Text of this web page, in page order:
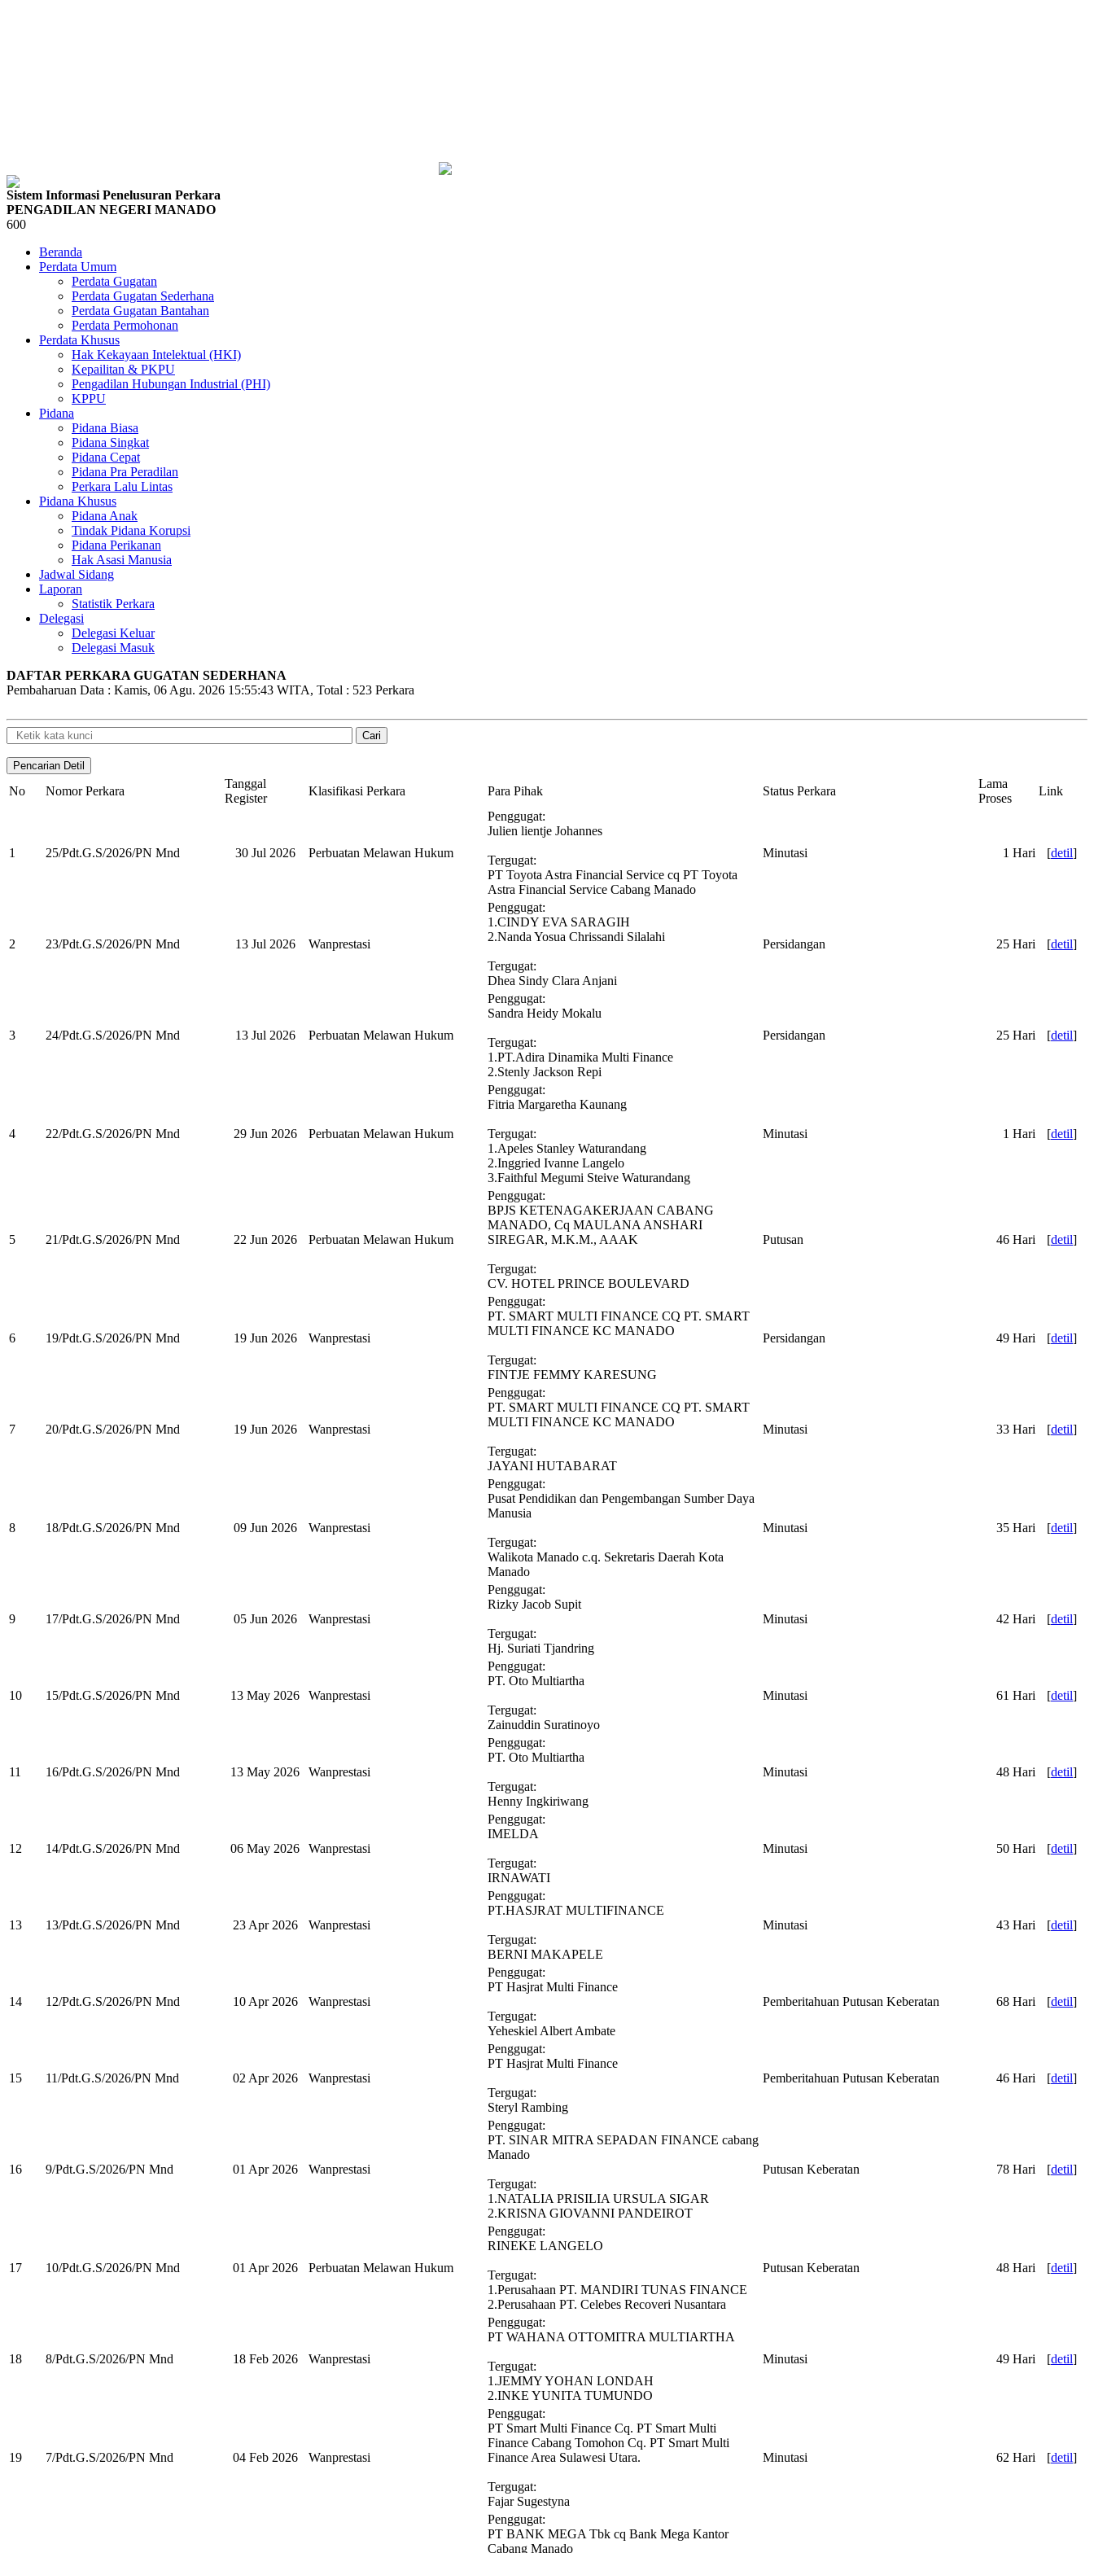
Sistem Informasi Penelusuran Perkara
PENGADILAN NEGERI MANADO
600
Beranda
Perdata Umum
Perdata Gugatan
Perdata Gugatan Sederhana
Perdata Gugatan Bantahan
Perdata Permohonan
Perdata Khusus
Hak Kekayaan Intelektual (HKI)
Kepailitan & PKPU
Pengadilan Hubungan Industrial (PHI)
KPPU
Pidana
Pidana Biasa
Pidana Singkat
Pidana Cepat
Pidana Pra Peradilan
Perkara Lalu Lintas
Pidana Khusus
Pidana Anak
Tindak Pidana Korupsi
Pidana Perikanan
Hak Asasi Manusia
Jadwal Sidang
Laporan
Statistik Perkara
Delegasi
Delegasi Keluar
Delegasi Masuk
DAFTAR PERKARA GUGATAN SEDERHANA
Pembaharuan Data : Kamis, 06 Agu. 2026 15:55:43 WITA, Total : 523 Perkara
No Nomor Perkara
Tanggal
Register
Klasifikasi Perkara Para Pihak Status Perkara
Lama
Proses
Link
1 25/Pdt.G.S/2026/PN Mnd 30 Jul 2026 Perbuatan Melawan Hukum
Penggugat:
Julien lientje Johannes
Tergugat:
PT Toyota Astra Financial Service cq PT Toyota
Astra Financial Service Cabang Manado
Minutasi 1 Hari [detil]
2 23/Pdt.G.S/2026/PN Mnd 13 Jul 2026 Wanprestasi
Penggugat:
1.CINDY EVA SARAGIH
2.Nanda Yosua Chrissandi Silalahi
Tergugat:
Dhea Sindy Clara Anjani
Persidangan 25 Hari [detil]
3 24/Pdt.G.S/2026/PN Mnd 13 Jul 2026 Perbuatan Melawan Hukum
Penggugat:
Sandra Heidy Mokalu
Tergugat:
1.PT.Adira Dinamika Multi Finance
2.Stenly Jackson Repi
Persidangan 25 Hari [detil]
4 22/Pdt.G.S/2026/PN Mnd 29 Jun 2026 Perbuatan Melawan Hukum
Penggugat:
Fitria Margaretha Kaunang
Tergugat:
1.Apeles Stanley Waturandang
2.Inggried Ivanne Langelo
3.Faithful Megumi Steive Waturandang
Minutasi 1 Hari [detil]
5 21/Pdt.G.S/2026/PN Mnd 22 Jun 2026 Perbuatan Melawan Hukum
Penggugat:
BPJS KETENAGAKERJAAN CABANG
MANADO, Cq MAULANA ANSHARI
SIREGAR, M.K.M., AAAK
Tergugat:
CV. HOTEL PRINCE BOULEVARD
Putusan 46 Hari [detil]
6 19/Pdt.G.S/2026/PN Mnd 19 Jun 2026 Wanprestasi
Penggugat:
PT. SMART MULTI FINANCE CQ PT. SMART
MULTI FINANCE KC MANADO
Tergugat:
FINTJE FEMMY KARESUNG
Persidangan 49 Hari [detil]
7 20/Pdt.G.S/2026/PN Mnd 19 Jun 2026 Wanprestasi
Penggugat:
PT. SMART MULTI FINANCE CQ PT. SMART
MULTI FINANCE KC MANADO
Tergugat:
JAYANI HUTABARAT
Minutasi 33 Hari [detil]
8 18/Pdt.G.S/2026/PN Mnd 09 Jun 2026 Wanprestasi
Penggugat:
Pusat Pendidikan dan Pengembangan Sumber Daya
Manusia
Tergugat:
Walikota Manado c.q. Sekretaris Daerah Kota
Manado
Minutasi 35 Hari [detil]
9 17/Pdt.G.S/2026/PN Mnd 05 Jun 2026 Wanprestasi
Penggugat:
Rizky Jacob Supit
Tergugat:
Hj. Suriati Tjandring
Minutasi 42 Hari [detil]
10 15/Pdt.G.S/2026/PN Mnd 13 May 2026 Wanprestasi
Penggugat:
PT. Oto Multiartha
Tergugat:
Zainuddin Suratinoyo
Minutasi 61 Hari [detil]
11 16/Pdt.G.S/2026/PN Mnd 13 May 2026 Wanprestasi
Penggugat:
PT. Oto Multiartha
Tergugat:
Henny Ingkiriwang
Minutasi 48 Hari [detil]
12 14/Pdt.G.S/2026/PN Mnd 06 May 2026 Wanprestasi
Penggugat:
IMELDA
Tergugat:
IRNAWATI
Minutasi 50 Hari [detil]
13 13/Pdt.G.S/2026/PN Mnd 23 Apr 2026 Wanprestasi
Penggugat:
PT.HASJRAT MULTIFINANCE
Tergugat:
BERNI MAKAPELE
Minutasi 43 Hari [detil]
14 12/Pdt.G.S/2026/PN Mnd 10 Apr 2026 Wanprestasi
Penggugat:
PT Hasjrat Multi Finance
Tergugat:
Yeheskiel Albert Ambate
Pemberitahuan Putusan Keberatan 68 Hari [detil]
15 11/Pdt.G.S/2026/PN Mnd 02 Apr 2026 Wanprestasi
Penggugat:
PT Hasjrat Multi Finance
Tergugat:
Steryl Rambing
Pemberitahuan Putusan Keberatan 46 Hari [detil]
16 9/Pdt.G.S/2026/PN Mnd 01 Apr 2026 Wanprestasi
Penggugat:
PT. SINAR MITRA SEPADAN FINANCE cabang
Manado
Tergugat:
1.NATALIA PRISILIA URSULA SIGAR
2.KRISNA GIOVANNI PANDEIROT
Putusan Keberatan 78 Hari [detil]
17 10/Pdt.G.S/2026/PN Mnd 01 Apr 2026 Perbuatan Melawan Hukum
Penggugat:
RINEKE LANGELO
Tergugat:
1.Perusahaan PT. MANDIRI TUNAS FINANCE
2.Perusahaan PT. Celebes Recoveri Nusantara
Putusan Keberatan 48 Hari [detil]
18 8/Pdt.G.S/2026/PN Mnd 18 Feb 2026 Wanprestasi
Penggugat:
PT WAHANA OTTOMITRA MULTIARTHA
Tergugat:
1.JEMMY YOHAN LONDAH
2.INKE YUNITA TUMUNDO
Minutasi 49 Hari [detil]
19 7/Pdt.G.S/2026/PN Mnd 04 Feb 2026 Wanprestasi
Penggugat:
PT Smart Multi Finance Cq. PT Smart Multi
Finance Cabang Tomohon Cq. PT Smart Multi
Finance Area Sulawesi Utara.
Tergugat:
Fajar Sugestyna
Minutasi 62 Hari [detil]
Penggugat:
PT BANK MEGA Tbk cq Bank Mega Kantor
Cabang Manado